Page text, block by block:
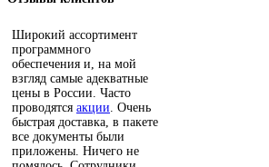
Широкий ассортимент
программного
обеспечения и, на мой
взгляд самые адекватные
цены в России. Часто
проводятся акции . Очень
быстрая доставка, в пакете
все документы были
приложены. Ничего не